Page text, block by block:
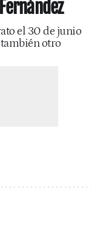
el 30 de junio
otro